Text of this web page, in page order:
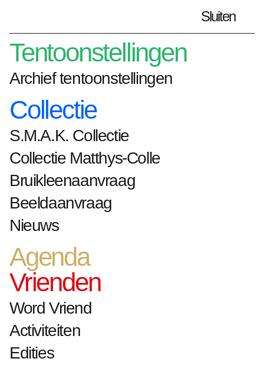
nl
Sluiten
Tentoonstellingen
Archief tentoonstellingen
Collectie
S.M.A.K. Collectie
Collectie Matthys-Colle
Bruikleenaanvraag
Beeldaanvraag
Nieuws
Agenda
Vrienden
Word Vriend
Activiteiten
Edities
Home kunstwerken
Reliëf
André Bogaert
1965
mixed media
h. 200 cm x b. 171 cm x d. 23 cm
1975 overdracht
Collectienummer : 109